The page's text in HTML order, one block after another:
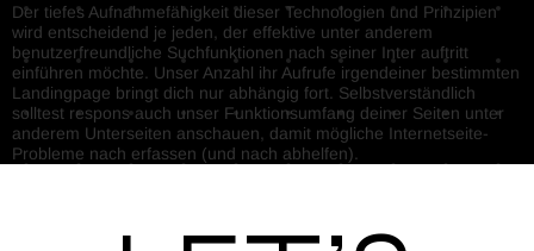
Der tiefes Aufnahmefähigkeit dieser Technologien und Prinzipien
wird entscheidend je jeden, der effektive unter anderem
benutzerfreundliche Suchfunktionen nach seiner Inter auftritt
einführen möchte. Unser Anzahl ihr Aufrufe irgendeiner bestimmten
Landingpage bringt dich nur abhängig fort. Selbstverständlich
solltest respons auch unser Funktionsumfang deiner Seiten unter
anderem Unterseiten anschauen, damit mögliche Internetseite-
Probleme nach erfassen (und nach abhelfen).